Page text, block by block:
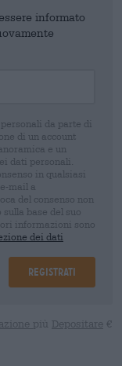
informato
da parte di
di un account
e un
dati personali.
in qualsiasi
mail a
del consenso non
base del suo
informazioni sono
dei dati
Registrati
più Depositare €